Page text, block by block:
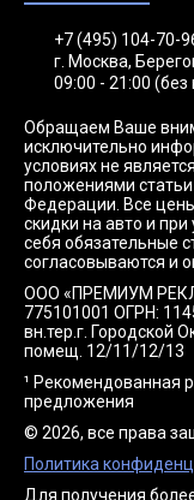
+7 (495) 104-70-
г. Москва,
09:00 - 21:00
Обращаем Ваше
исключительно
условиях не
положениями статьи
Федерации. Все
скидки на авто и
себя обязательные
согласовываются и
ООО «ПРЕМИУМ
775101001 ОГРН:
вн.тер.г. Городской
помещ. 12/11/12/13
¹ Рекомендованная
предложения
© 2026, все права
Политика
Для получения